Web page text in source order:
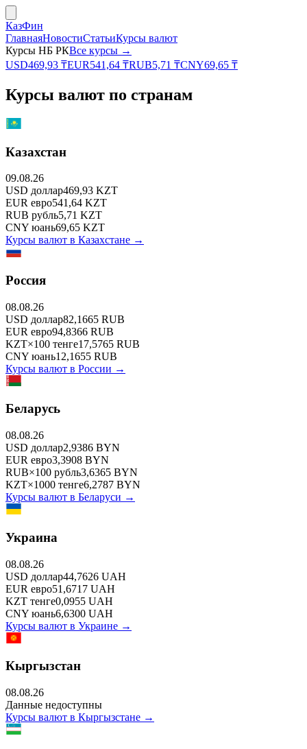
КазФин
ГлавнаяНовостиСтатьиКурсы валют
Курсы НБ РКВсе курсы →
USD469,93 ₸EUR541,64 ₸RUB5,71 ₸CNY69,65 ₸
Курсы валют по странам
Казахстан
09.08.26
USD доллар469,93 KZT
EUR евро541,64 KZT
RUB рубль5,71 KZT
CNY юань69,65 KZT
Курсы валют в Казахстане →
Россия
08.08.26
USD доллар82,1665 RUB
EUR евро94,8366 RUB
KZT×100 тенге17,5765 RUB
CNY юань12,1655 RUB
Курсы валют в России →
Беларусь
08.08.26
USD доллар2,9386 BYN
EUR евро3,3908 BYN
RUB×100 рубль3,6365 BYN
KZT×1000 тенге6,2787 BYN
Курсы валют в Беларуси →
Украина
08.08.26
USD доллар44,7626 UAH
EUR евро51,6717 UAH
KZT тенге0,0955 UAH
CNY юань6,6300 UAH
Курсы валют в Украине →
Кыргызстан
08.08.26
Данные недоступны
Курсы валют в Кыргызстане →